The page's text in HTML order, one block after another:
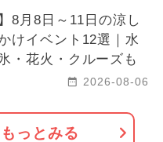
8月8日～11日の涼し
けイベント12選｜水
・花火・クルーズも
2026-08-06
っとみる